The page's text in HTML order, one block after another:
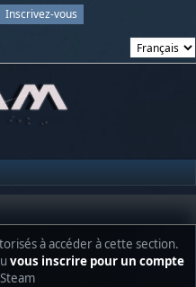
Inscrivez-vous
à accéder à cette section.
vous inscrire pour un compte